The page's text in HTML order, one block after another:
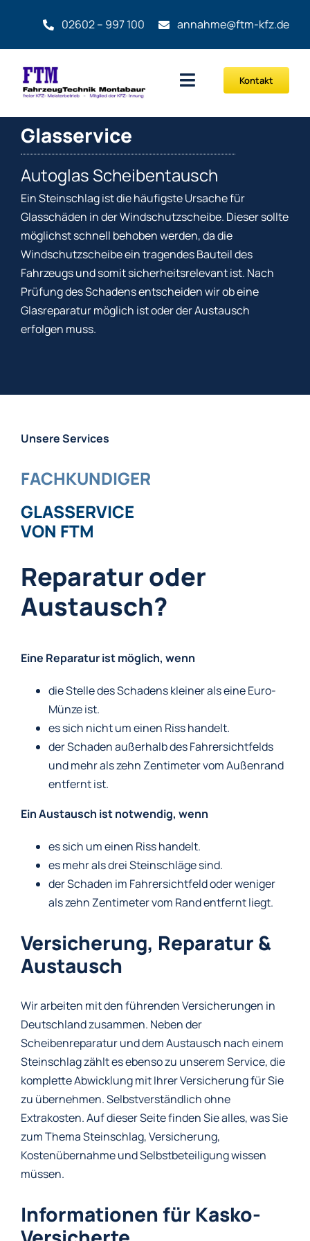
springen
02602 – 997 100 annahme@ftm-kfz.de
Toggle
Navigation
KFZ-Inspektion
Service
Verkauf
Kontakt
Glasservice
Autoglas Scheibentausch
Ein Steinschlag ist die häufigste Ursache für
Glasschäden in der Windschutzscheibe. Dieser sollte
möglichst schnell behoben werden, da die
Windschutzscheibe ein tragendes Bauteil des
Fahrzeugs und somit sicherheitsrelevant ist. Nach
Prüfung des Schadens entscheiden wir ob eine
Glasreparatur möglich ist oder der Austausch
erfolgen muss.
Unsere Services
FACHKUNDIGER
GLASSERVICE
VON FTM
Reparatur oder
Austausch?
Eine Reparatur ist möglich, wenn
die Stelle des Schadens kleiner als eine Euro-
Münze ist.
es sich nicht um einen Riss handelt.
der Schaden außerhalb des Fahrersichtfelds
und mehr als zehn Zentimeter vom Außenrand
entfernt ist.
Ein Austausch ist notwendig, wenn
es sich um einen Riss handelt.
es mehr als drei Steinschläge sind.
der Schaden im Fahrersichtfeld oder weniger
als zehn Zentimeter vom Rand entfernt liegt.
Versicherung, Reparatur &
Austausch
Wir arbeiten mit den führenden Versicherungen in
Deutschland zusammen. Neben der
Scheibenreparatur und dem Austausch nach einem
Steinschlag zählt es ebenso zu unserem Service, die
komplette Abwicklung mit Ihrer Versicherung für Sie
zu übernehmen. Selbstverständlich ohne
Extrakosten. Auf dieser Seite finden Sie alles, was Sie
zum Thema Steinschlag, Versicherung,
Kostenübernahme und Selbstbeteiligung wissen
müssen.
Informationen für Kasko-